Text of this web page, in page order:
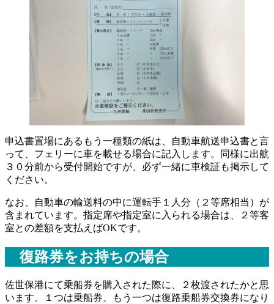
申込書置場にあるもう一種類の紙は、自動車航送申込書と言
って、フェリーに車を載せる場合に記入します。同様に出航
３０分前から受付開始ですが、必ず一緒に車検証も掲示して
ください。
なお、自動車の輸送料の中に運転手１人分（２等席相当）が
含まれています。指定席や指定室に入られる場合は、２等客
室との差額を支払えばOKです。
復路券をお持ちの場合
佐世保港にて乗船券を購入された際に、２枚渡されたかと思
います。１つは乗船券、もう一つは復路乗船券交換券になり